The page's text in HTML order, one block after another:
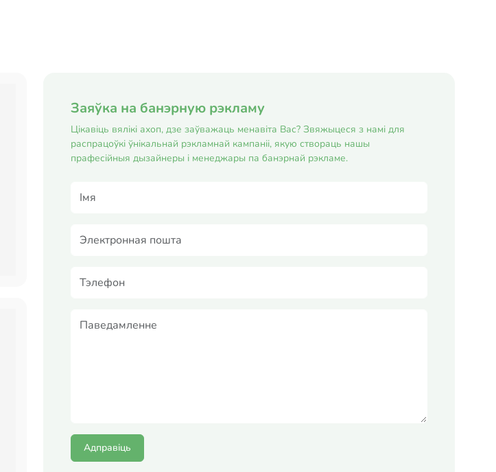
Заяўка на банэрную рэкламу
Цікавіць вялікі ахоп, дзе заўважаць менавіта Вас? Звяжыцеся з намі для
распрацоўкі ўнікальнай рэкламнай кампаніі, якую створаць нашы
прафесійныя дызайнеры і менеджары па банэрнай рэкламе.
Адправіць